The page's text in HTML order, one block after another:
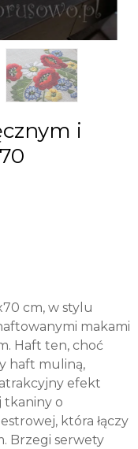
i
cm, w stylu
makami
Haft ten, choć
haft muliną,
efekt
tkaniny o
która łączy
Brzegi serwety